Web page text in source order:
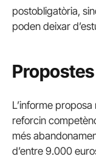
postobligatòria,
poden deixar
Propostes
L’informe
reforcin
més
d’entre 9.000